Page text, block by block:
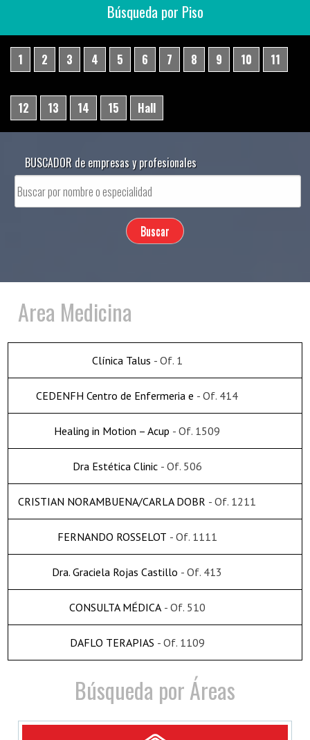
Búsqueda por Piso
1 2 3 4 5 6 7 8 9 10 11
12 13 14 15 Hall
BUSCADOR de empresas y profesionales
Area Medicina
Clínica Talus - Of. 1
CEDENFH Centro de Enfermeria e - Of. 414
Healing in Motion – Acup - Of. 1509
Dra Estética Clinic - Of. 506
CRISTIAN NORAMBUENA/CARLA DOBR - Of. 1211
FERNANDO ROSSELOT - Of. 1111
Dra. Graciela Rojas Castillo - Of. 413
CONSULTA MÉDICA - Of. 510
DAFLO TERAPIAS - Of. 1109
Búsqueda por Áreas